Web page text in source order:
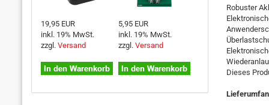
Robuster
Dieses
19,95 EUR
inkl. 19% MwSt.
zzgl. Versand
5,95 EUR
inkl. 19% MwSt.
zzgl. Versand